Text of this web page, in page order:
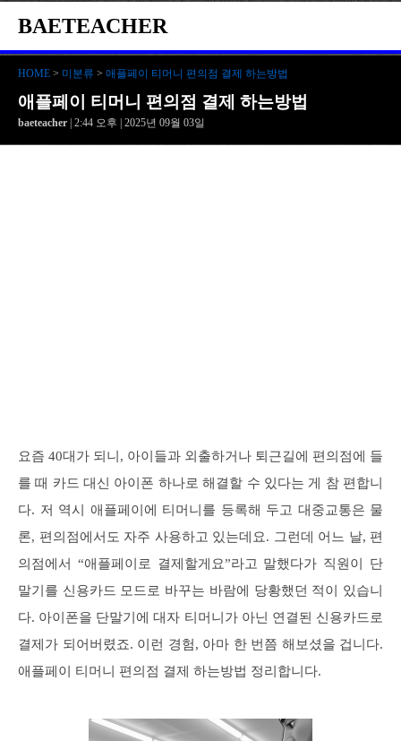
BAETEACHER
HOME > 미분류 > 애플페이 티머니 편의점 결제 하는방법
애플페이 티머니 편의점 결제 하는방법
baeteacher | 2:44 오후 | 2025년 09월 03일
요즘 40대가 되니, 아이들과 외출하거나 퇴근길에 편의점에 들
를 때 카드 대신 아이폰 하나로 해결할 수 있다는 게 참 편합니
다. 저 역시 애플페이에 티머니를 등록해 두고 대중교통은 물
론, 편의점에서도 자주 사용하고 있는데요. 그런데 어느 날, 편
의점에서 “애플페이로 결제할게요”라고 말했다가 직원이 단
말기를 신용카드 모드로 바꾸는 바람에 당황했던 적이 있습니
다. 아이폰을 단말기에 대자 티머니가 아닌 연결된 신용카드로
결제가 되어버렸죠. 이런 경험, 아마 한 번쯤 해보셨을 겁니다.
애플페이 티머니 편의점 결제 하는방법 정리합니다.